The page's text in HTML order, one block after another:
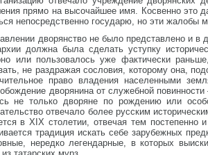
прямо на высочайшее имя. Косвенно это
непосредственно государю, но эти жалобы
дворянство не было представлено и
должна была сделать уступку
или пользовалось уже фактически
не раздражая сословия, которому она,
право владения населенными
дворянина от служебной
не только дворяне по рождению или
отвечало более русским
в XIX столетии, отвечая тем
традиция искать себе зарубежных
нередко легендарные, в которых